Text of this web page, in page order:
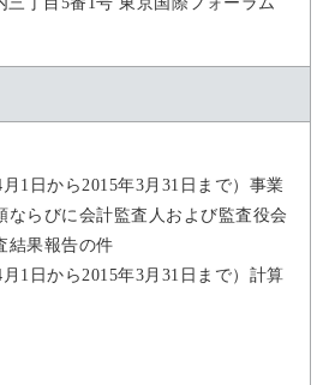
1日から2015年3月31日まで）事業
ならびに会計監査人および監査役会
結果報告の件
1日から2015年3月31日まで）計算